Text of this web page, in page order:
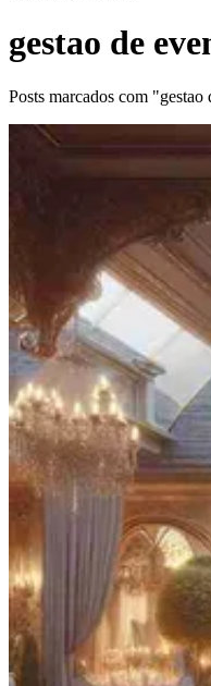
gestao de
Posts marcados com